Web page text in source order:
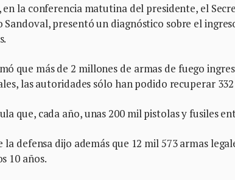
en la conferencia matutina del presidente, el
Sandoval, presentó un diagnóstico sobre el
que más de 2 millones de armas de fuego
las autoridades sólo han podido recuperar
que, cada año, unas 200 mil pistolas y fusiles
la defensa dijo además que 12 mil 573 armas
10 años.